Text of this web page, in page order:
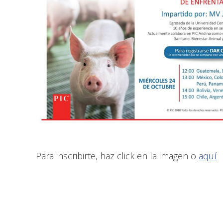
Para inscribirte, haz click en la imagen o aquí